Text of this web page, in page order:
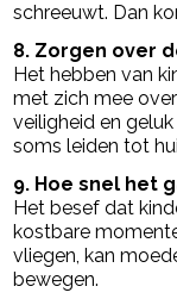
schreeuwt. Dan
8. Zorgen over
Het hebben van
met zich mee
veiligheid en
soms leiden tot
9. Hoe snel het
Het besef dat
kostbare
vliegen, kan
bewegen.